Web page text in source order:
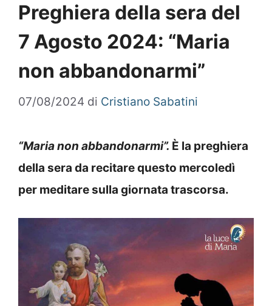
Preghiera della sera del
7 Agosto 2024: “Maria
non abbandonarmi”
07/08/2024 di Cristiano Sabatini
“Maria non abbandonarmi”. È la preghiera
della sera da recitare questo mercoledì
per meditare sulla giornata trascorsa.